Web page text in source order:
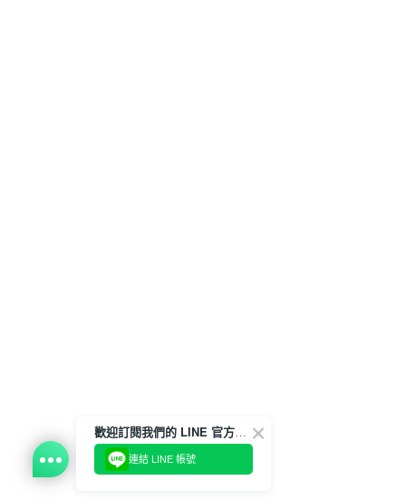
歡迎訂閱我們的 LINE 官方帳號
連結 LINE 帳號